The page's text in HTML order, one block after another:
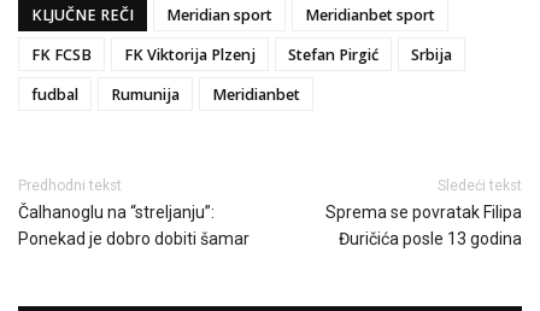
KLJUČNE REČI Meridian sport
Meridianbet sport
FK FCSB
FK Viktorija Plzenj Stefan Pirgić
Srbija
fudbal
Rumunija Meridianbet
Predhodni tekst
Čalhanoglu na “streljanju”:
Ponekad je dobro dobiti šamar
Sledeći tekst
Sprema se povratak Filipa
Đuričića posle 13 godina